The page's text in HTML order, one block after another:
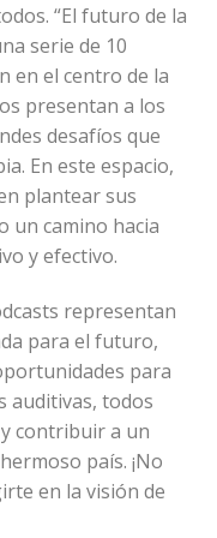
“El futuro de la
serie de 10
en el centro de la
presentan a los
desafíos que
En este espacio,
plantear sus
un camino hacia
y efectivo.
representan
para el futuro,
para
auditivas, todos
contribuir a un
país. ¡No
en la visión de